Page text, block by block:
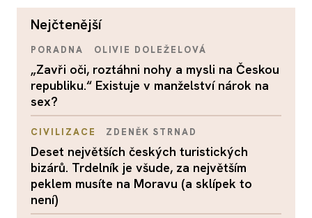
nejčtenější
PORADNA OLIVIE DOLEŽELOVÁ
„Zavři oči, roztáhni nohy a mysli na Českou
republiku.“ Existuje v manželství nárok na
sex?
CIVILIZACE ZDENĚK STRNAD
Deset největších českých turistických
bizárů. Trdelník je všude, za největším
peklem musíte na Moravu (a sklípek to
není)